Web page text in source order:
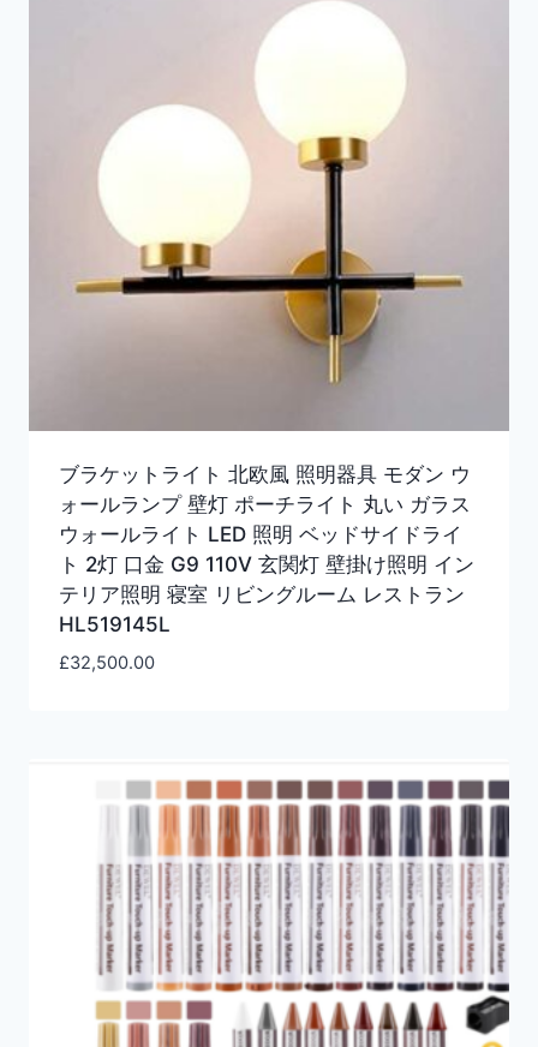
ブラケットライト 北欧風 照明器具 モダン ウ
ォールランプ 壁灯 ポーチライト 丸い ガラス
ウォールライト LED 照明 ベッドサイドライ
ト 2灯 口金 G9 110V 玄関灯 壁掛け照明 イン
テリア照明 寝室 リビングルーム レストラン
HL519145L
£32,500.00